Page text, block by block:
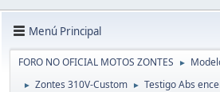
Menú Principal
FORO NO OFICIAL MOTOS ZONTES ►
► Zontes 310V-Custom ► Testigo Abs